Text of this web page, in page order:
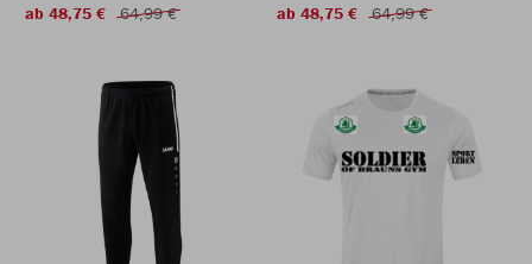
ab 48,75 €
64,99 €
ab 48,75 €
64,99 €